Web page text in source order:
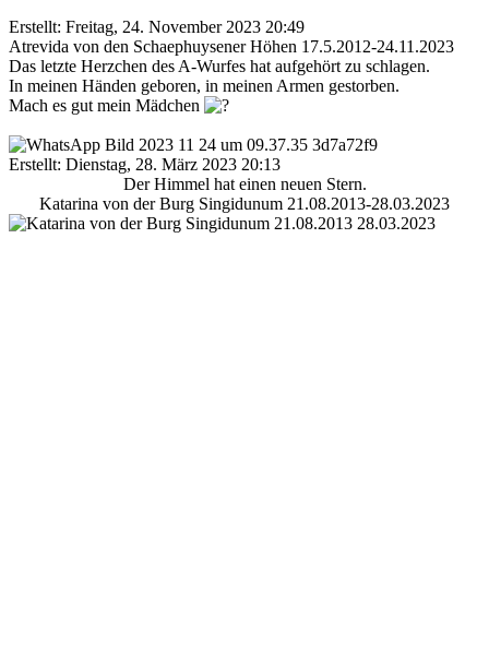
Erstellt: Freitag, 24. November 2023 20:49
Atrevida von den Schaephuysener Höhen 17.5.2012-24.11.2023
Das letzte Herzchen des A-Wurfes hat aufgehört zu schlagen.
In meinen Händen geboren, in meinen Armen gestorben.
Mach es gut mein Mädchen
Erstellt: Dienstag, 28. März 2023 20:13
Der Himmel hat einen neuen Stern.
Katarina von der Burg Singidunum 21.08.2013-28.03.2023